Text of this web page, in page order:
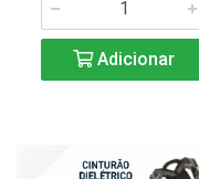
Adicionar